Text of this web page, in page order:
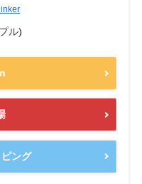
ル)
ング